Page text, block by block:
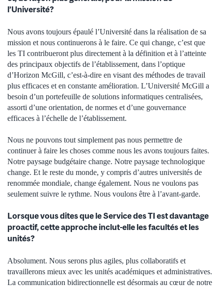
l’Université?
Nous avons toujours épaulé l’Université dans la réalisation de sa
mission et nous continuerons à le faire. Ce qui change, c’est que
les TI contribueront plus directement à la définition et à l’atteinte
des principaux objectifs de l’établissement, dans l’optique
d’Horizon McGill, c’est-à-dire en visant des méthodes de travail
plus efficaces et en constante amélioration. L’Université McGill a
besoin d’un portefeuille de solutions informatiques centralisées,
assorti d’une orientation, de normes et d’une gouvernance
efficaces à l’échelle de l’établissement.
Nous ne pouvons tout simplement pas nous permettre de
continuer à faire les choses comme nous les avons toujours faites.
Notre paysage budgétaire change. Notre paysage technologique
change. Et le reste du monde, y compris d’autres universités de
renommée mondiale, change également. Nous ne voulons pas
seulement suivre le rythme. Nous voulons être à l’avant-garde.
Lorsque vous dites que le Service des TI est davantage
proactif, cette approche inclut-elle les facultés et les
unités?
Absolument. Nous serons plus agiles, plus collaboratifs et
travaillerons mieux avec les unités académiques et administratives.
La communication bidirectionnelle est désormais au cœur de notre